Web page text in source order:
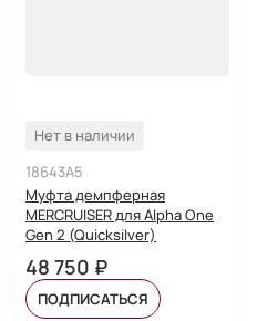
Нет в наличии
18643A5
Муфта демпферная
MERCRUISER для Alpha One
Gen 2 (Quicksilver)
48 750 ₽
ПОДПИСАТЬСЯ